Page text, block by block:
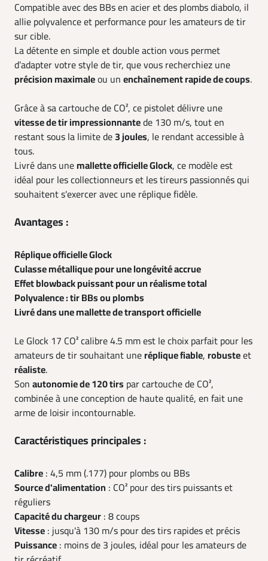
Compatible avec des BBs en acier et des plombs diabolo, il
allie polyvalence et performance pour les amateurs de tir
sur cible.
La détente en simple et double action vous permet
d’adapter votre style de tir, que vous recherchiez une
précision maximaleou un enchaînement rapide de coups.
Grâce à sa cartouche de CO², ce pistolet délivre une
vitesse de tir impressionnantede 130 m/s, tout en
restant sous la limite de3 joules, le rendant accessible à
tous.
Livré dans unemallette officielle Glock, ce modèle est
idéal pour les collectionneurs et les tireurs passionnés qui
souhaitent s'exercer avec une réplique fidèle.
Avantages :
Réplique officielle Glock
Culasse métallique pour une longévité accrue
Effet blowback puissant pour un réalisme total
Polyvalence : tir BBs ou plombs
Livré dans une mallette de transport officielle
Le Glock 17 CO² calibre 4.5 mm est le choix parfait pour les
amateurs de tir souhaitant uneréplique fiable, robusteet
réaliste.
Son autonomie de 120 tirs par cartouche de CO²,
combinée à une conception de haute qualité, en fait une
arme de loisir incontournable.
Caractéristiques principales :
Calibre : 4,5 mm (.177) pour plombs ou BBs
Source d'alimentation : CO² pour des tirs puissants et
réguliers
Capacité du chargeur : 8 coups
Vitesse : jusqu'à 130 m/s pour des tirs rapides et précis
Puissance : moins de 3 joules, idéal pour les amateurs de